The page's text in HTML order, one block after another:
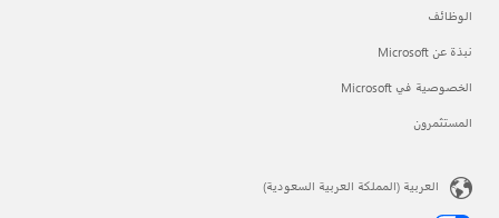
الوظائف
نبذة عن Microsoft
الخصوصية في Microsoft
المستثمرون
العربية (المملكة العربية السعودية)